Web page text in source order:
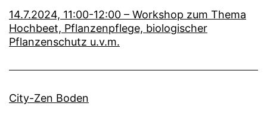
14.7.2024, 11:00-12:00 – Workshop zum Thema
Hochbeet, Pflanzenpflege, biologischer
Pflanzenschutz u.v.m.
City-Zen Boden